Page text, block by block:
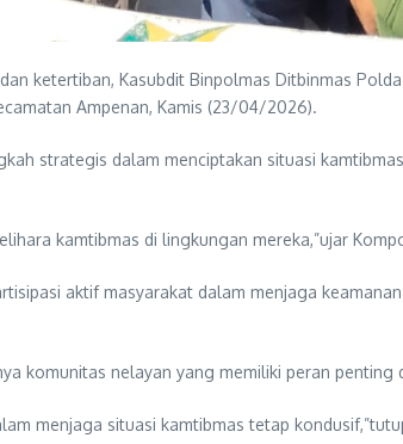
ketertiban, Kasubdit Binpolmas Ditbinmas
Ampenan, Kamis (23/04/2026).
strategis dalam menciptakan situasi
kamtibmas di lingkungan mereka,”ujar
aktif masyarakat dalam menjaga
komunitas nelayan yang memiliki peran penting
menjaga situasi kamtibmas tetap